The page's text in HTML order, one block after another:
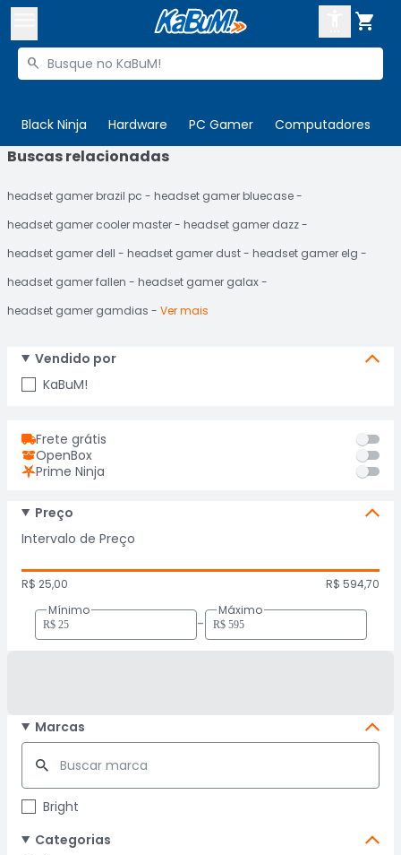

Buscar produtos

Black Ninja Hardware PC Gamer Computadores

 Departamentos
Cupons
Mais Vendidos
ENTRE
CADASTRE-SE
Buscas relacionadas
headset gamer brazil pc
headset gamer bluecase
headset gamer cooler master
headset gamer dazz
headset gamer dell
headset gamer dust
headset gamer elg
headset gamer fallen
headset gamer galax
headset gamer gamdias
Ver mais
Vendido por
KaBuM!
Frete grátis
OpenBox
Prime Ninja
Preço
Intervalo de Preço
R$ 25,00
R$ 594,70
Mínimo
-
Máximo
Marcas
Bright
Categorias